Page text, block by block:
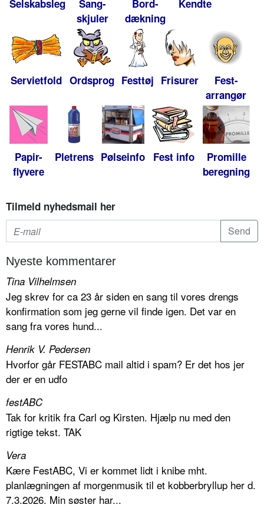
Selskabsleg
Sang-
skjuler
Bord-
dækning
Kendte
Servietfold Ordsprog Festtøj Frisurer
Fest-
arrangør
Papir-
flyvere
Pletrens Pølseinfo Fest info
Promille
beregning
Tilmeld nyhedsmail her
Nyeste kommentarer
Tina Vilhelmsen
Jeg skrev for ca 23 år siden en sang til vores drengs
konfirmation som jeg gerne vil finde igen. Det var en
sang fra vores hund...
Henrik V. Pedersen
Hvorfor går FESTABC mail altid i spam? Er det hos jer
der er en udfo
festABC
Tak for kritik fra Carl og Kirsten. Hjælp nu med den
rigtige tekst. TAK
Vera
Kære FestABC, Vi er kommet lidt i knibe mht.
planlægningen af morgenmusik til et kobberbryllup her d.
7.3.2026. Min søster har...